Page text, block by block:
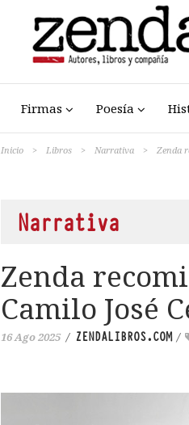
Firmas Poesía
Inicio > Libros > Narrativa > Zenda
Narrativa
Zenda
Camilo José
16 Ago 2025 / ZENDALIBROS.COM/